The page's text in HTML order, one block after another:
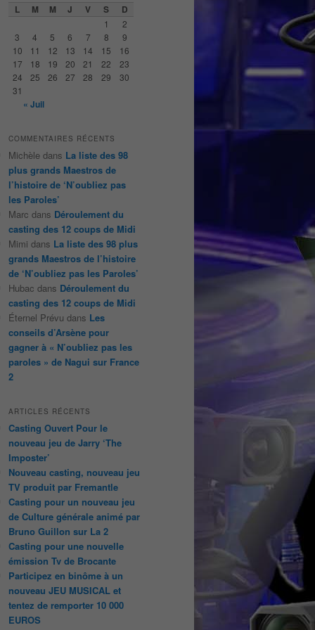
L M M J V S D
1
2
3
4 5 6 7 8
9
10
11 12 13 14 15
16
17
18 19 20 21 22
23
24
25 26 27 28 29
30
31
« Juil
COMMENTAIRES RÉCENTS
Michèle dans La liste des 98
plus grands Maestros de
l’histoire de ‘N’oubliez pas
les Paroles’
Marc dans Déroulement du
casting des 12 coups de Midi
Mimi dans La liste des 98 plus
grands Maestros de l’histoire
de ‘N’oubliez pas les Paroles’
Hubac dans Déroulement du
casting des 12 coups de Midi
Éternel Prévu dans Les
conseils d’Arsène pour
gagner à « N’oubliez pas les
paroles » de Nagui sur France
2
ARTICLES RÉCENTS
Casting Ouvert Pour le
nouveau jeu de Jarry ‘The
Imposter’
Nouveau casting, nouveau jeu
TV produit par Fremantle
Casting pour un nouveau jeu
de Culture générale animé par
Bruno Guillon sur La 2
Casting pour une nouvelle
émission Tv de Brocante
Participez en binôme à un
nouveau JEU MUSICAL et
tentez de remporter 10 000
EUROS